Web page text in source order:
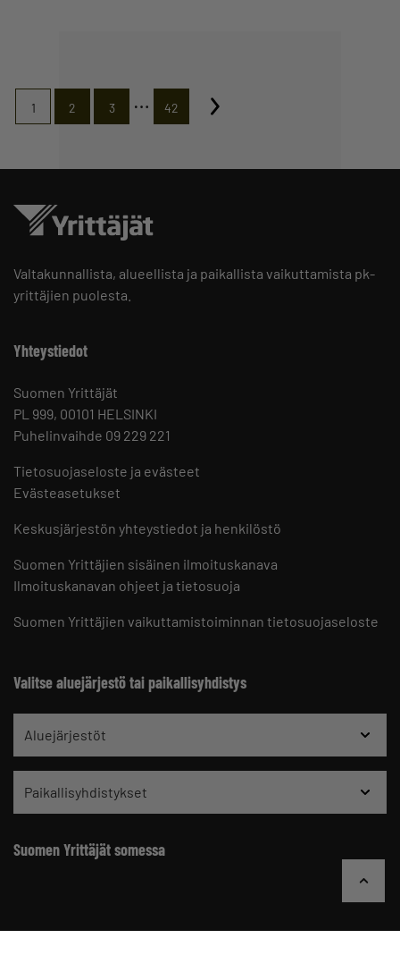
1 2 3 … 42
Valtakunnallista, alueellista ja paikallista vaikuttamista pk-
yrittäjien puolesta.
Yhteystiedot
Suomen Yrittäjät
PL 999, 00101 HELSINKI
Puhelinvaihde 09 229 221
Tietosuojaseloste ja evästeet
Evästeasetukset
Keskusjärjestön yhteystiedot ja henkilöstö
Suomen Yrittäjien sisäinen ilmoituskanava
Ilmoituskanavan ohjeet ja tietosuoja
Suomen Yrittäjien vaikuttamistoiminnan tietosuojaseloste
Valitse aluejärjestö tai paikallisyhdistys
Aluejärjestöt
Paikallisyhdistykset
Suomen Yrittäjät somessa